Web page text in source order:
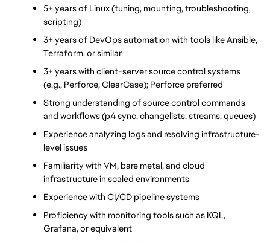
5+ years of Linux (tuning, mounting, troubleshooting,
scripting)
3+ years of DevOps automation with tools like Ansible,
Terraform, or similar
3+ years with client-server source control systems
(e.g., Perforce, ClearCase); Perforce preferred
Strong understanding of source control commands
and workflows (p4 sync, changelists, streams, queues)
Experience analyzing logs and resolving infrastructure-
level issues
Familiarity with VM, bare metal, and cloud
infrastructure in scaled environments
Experience with CI/CD pipeline systems
Proficiency with monitoring tools such as KQL,
Grafana, or equivalent